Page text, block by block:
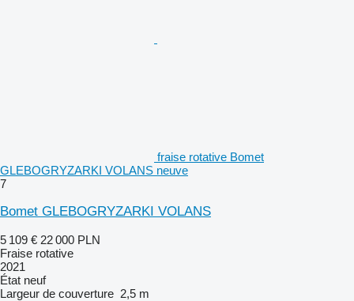
fraise rotative Bomet
GLEBOGRYZARKI VOLANS neuve
7
Bomet GLEBOGRYZARKI VOLANS
5 109 € 22 000 PLN
Fraise rotative
2021
État neuf
Largeur de couverture 2,5 m